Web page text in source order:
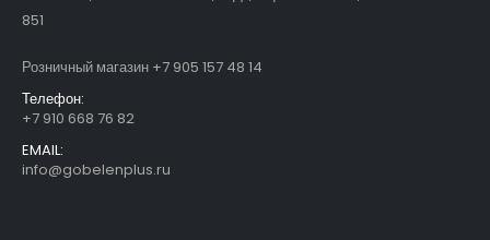
851
Розничный магазин +7 905 157 48 14
Телефон:
+7 910 668 76 82
EMAIL:
info@gobelenplus.ru